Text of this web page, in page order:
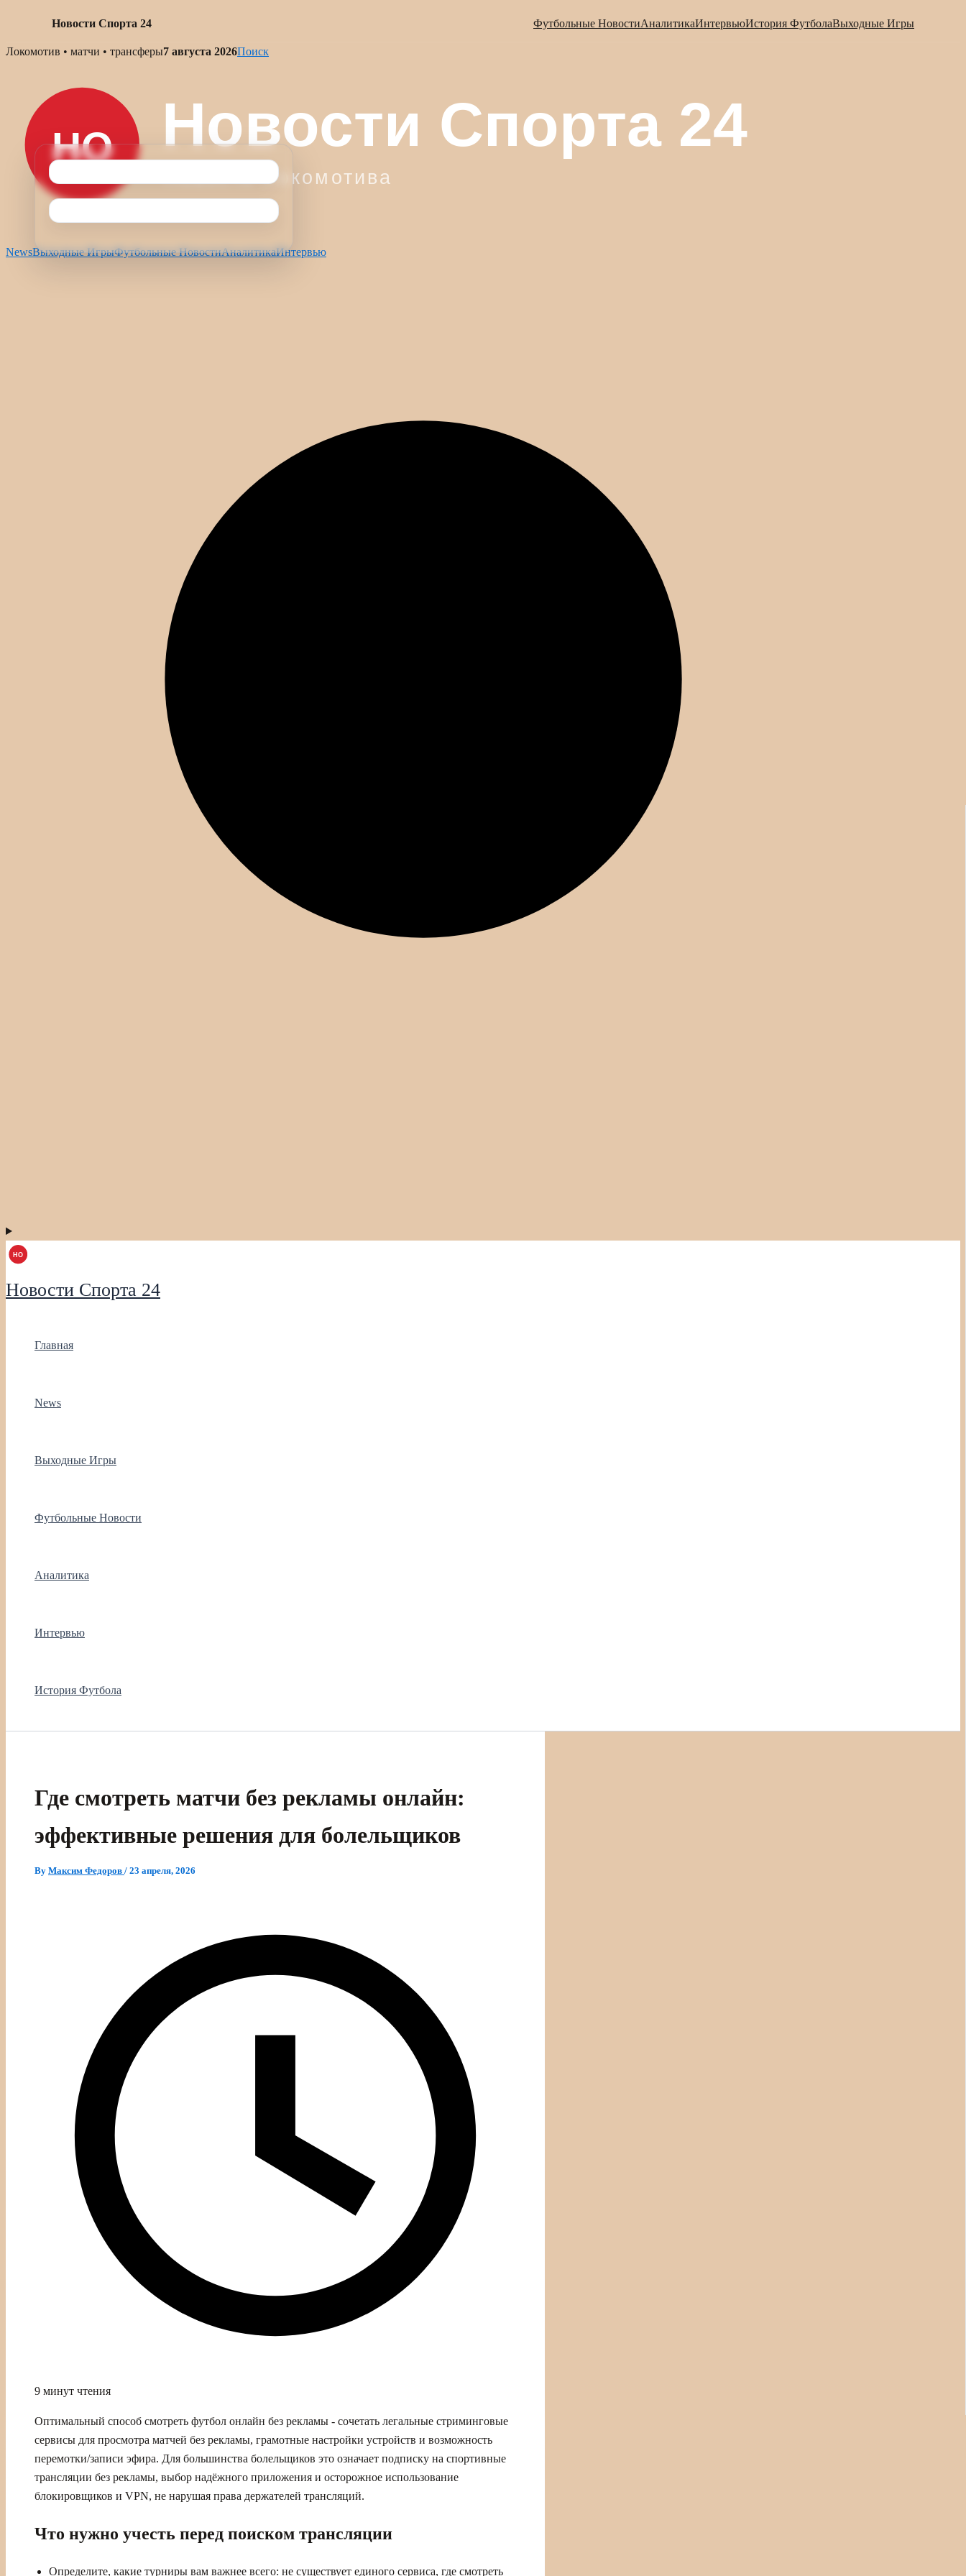
Новости Спорта 24 Футбольные НовостиАналитикаИнтервьюИстория ФутболаВыходные Игры
Skip
Локомотив • матчи • трансферы7 августа 2026Поиск
NewsВыходные ИгрыФутбольные НовостиАналитикаИнтервью
Новости Спорта 24
Главная
News
Выходные Игры
Футбольные Новости
Аналитика
Интервью
История Футбола
Где смотреть матчи без рекламы онлайн:
эффективные решения для болельщиков
By Максим Федоров / 23 апреля, 2026
9 минут чтения
Оптимальный способ смотреть футбол онлайн без рекламы - сочетать легальные стриминговые
сервисы для просмотра матчей без рекламы, грамотные настройки устройств и возможность
перемотки/записи эфира. Для большинства болельщиков это означает подписку на спортивные
трансляции без рекламы, выбор надёжного приложения и осторожное использование
блокировщиков и VPN, не нарушая права держателей трансляций.
Что нужно учесть перед поиском трансляции
Определите, какие турниры вам важнее всего: не существует единого сервиса, где смотреть